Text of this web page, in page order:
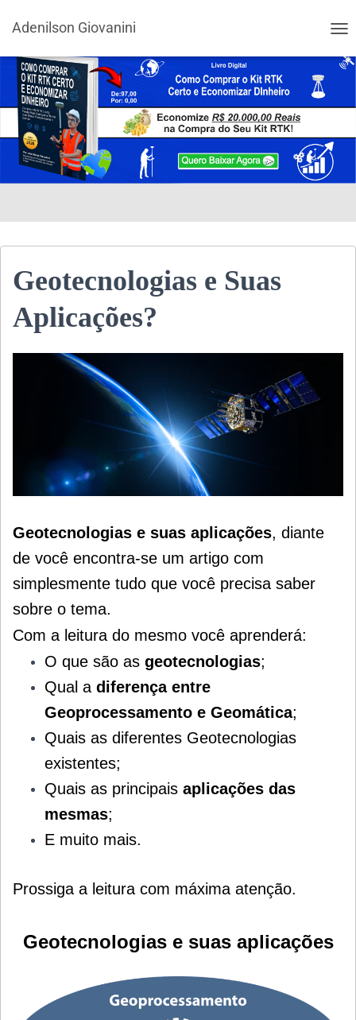
Adenilson Giovanini
Geotecnologias e Suas
Aplicações?
Geotecnologias e suas aplicações, diante
de você encontra-se um artigo com
simplesmente tudo que você precisa saber
sobre o tema.
Com a leitura do mesmo você aprenderá:
O que são as geotecnologias;
Qual a diferença entre
Geoprocessamento e Geomática;
Quais as diferentes Geotecnologias
existentes;
Quais as principais aplicações das
mesmas;
E muito mais.
Prossiga a leitura com máxima atenção.
Geotecnologias e suas aplicações